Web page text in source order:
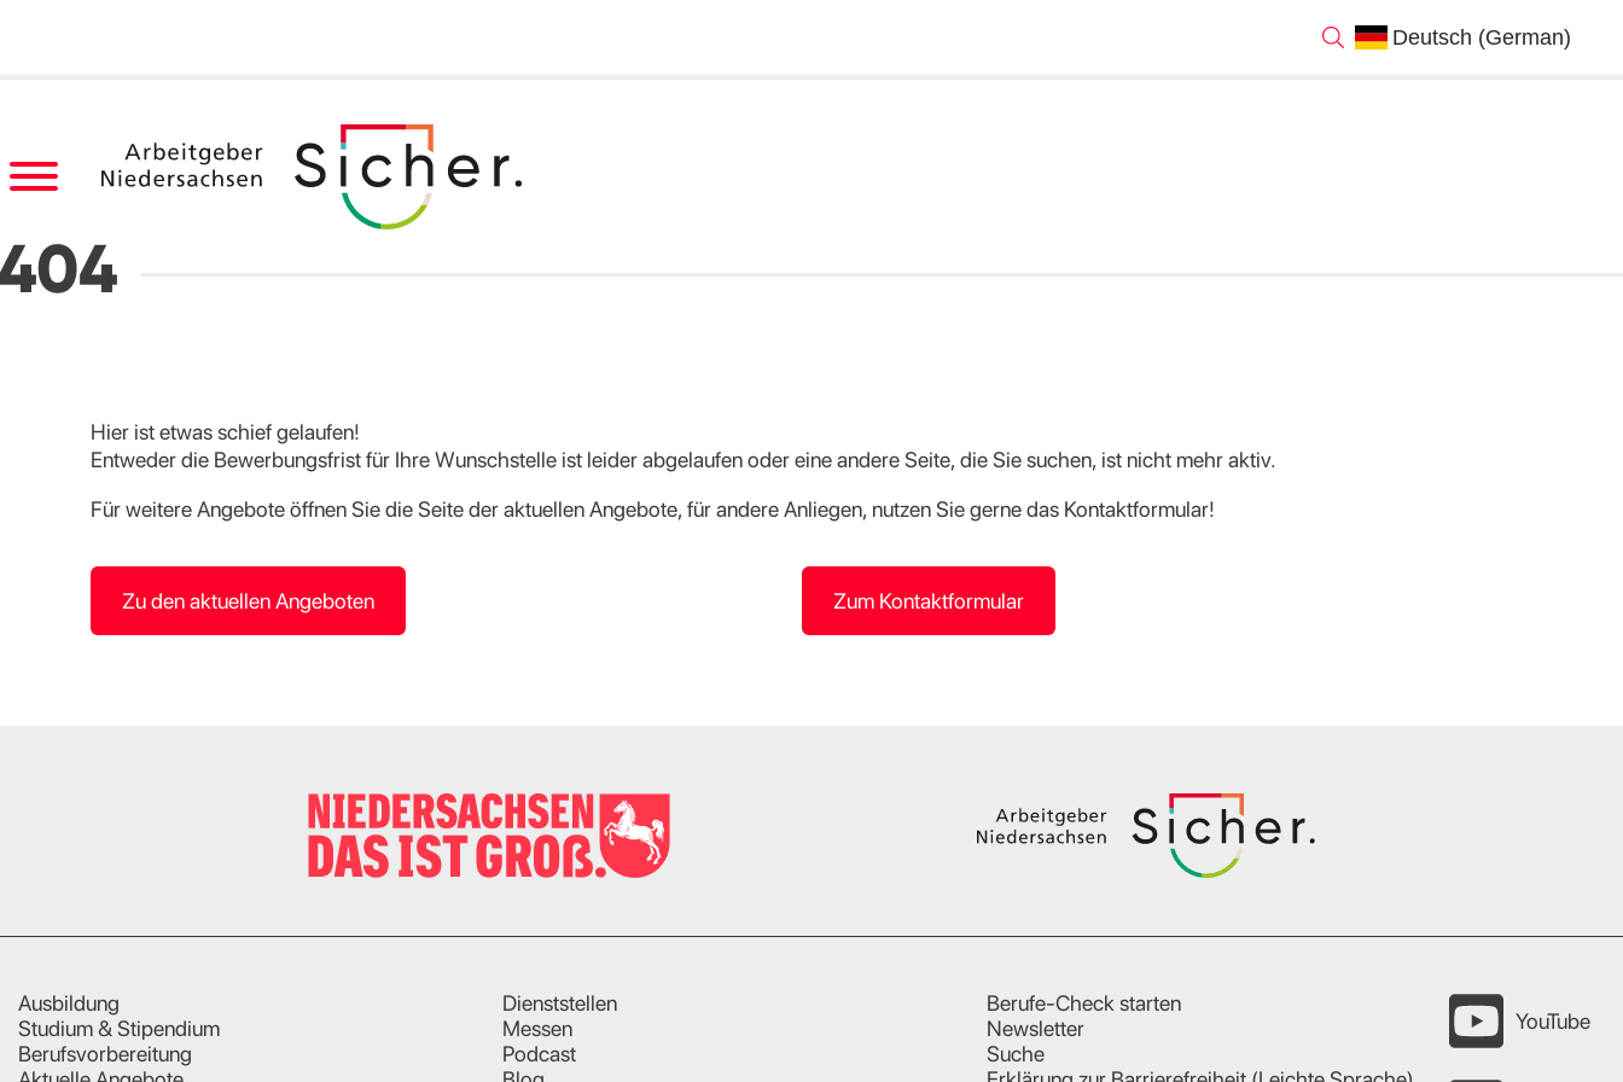
Hier ist etwas schief gelaufen!
Entweder die Bewerbungsfrist für Ihre Wunschstelle ist leider abgelaufen oder eine andere Seite, die Sie suchen, ist nicht mehr aktiv.
Für weitere Angebote öffnen Sie die Seite der aktuellen Angebote, für andere Anliegen, nutzen Sie gerne das Kontaktformular!
Zu den aktuellen Angeboten Zum Kontaktformular
Ausbildung
Studium & Stipendium
Berufsvorbereitung
Dienststellen
Messen
Podcast
Berufe-Check starten
Newsletter
Suche
YouTube